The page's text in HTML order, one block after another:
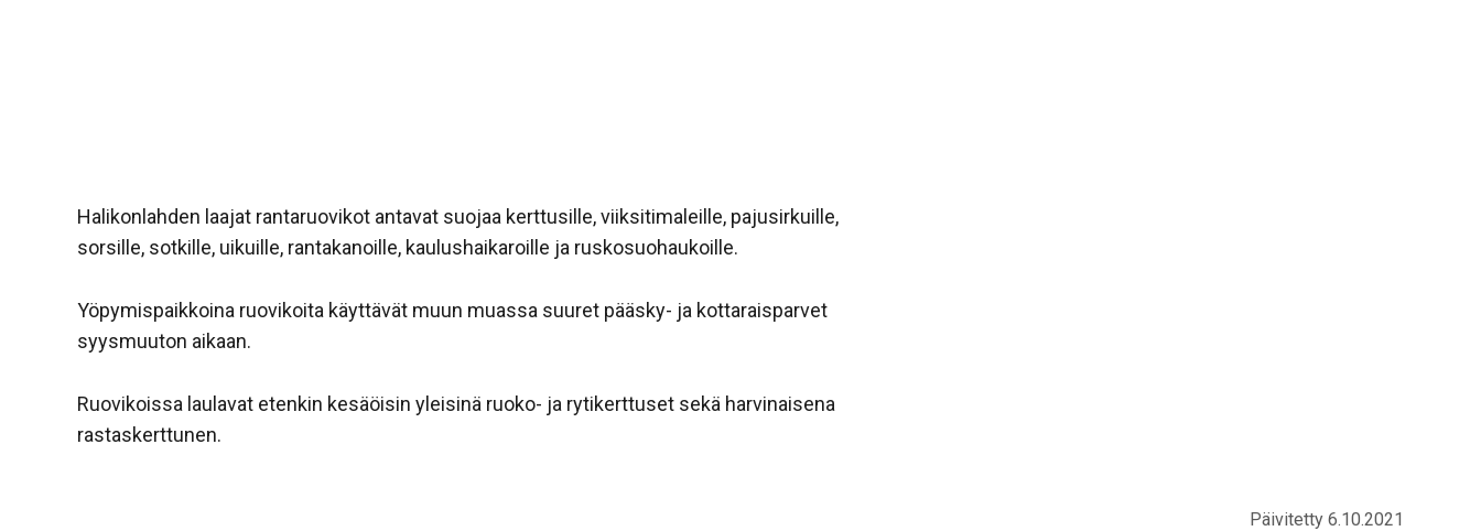
Halikonlahden laajat rantaruovikot antavat suojaa kerttusille, viiksitimaleille, pajusirkuille,
sorsille, sotkille, uikuille, rantakanoille, kaulushaikaroille ja ruskosuohaukoille.
Yöpymispaikkoina ruovikoita käyttävät muun muassa suuret pääsky- ja kottaraisparvet
syysmuuton aikaan.
Ruovikoissa laulavat etenkin kesäöisin yleisinä ruoko- ja rytikerttuset sekä harvinaisena
rastaskerttunen.
Päivitetty 6.10.2021